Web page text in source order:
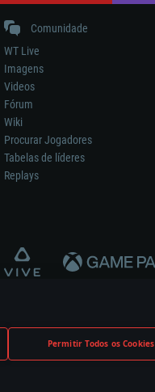
Permitir Todos os Cookies
Comunidade
WT Live
Imagens
Videos
Fórum
Wiki
Procurar Jogadores
Tabelas de líderes
Replays
construtor.